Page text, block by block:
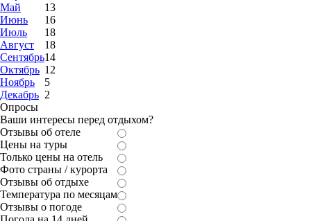
Май
13
Июнь
16
Июль
18
Август
18
Сентябрь14
Октябрь 12
Ноябрь
5
Декабрь 2
Опросы
Ваши интересы перед отдыхом?
Отзывы об отеле
Цены на туры
Только цены на отель
Фото страны / курорта
Отзывы об отдыхе
Температура по месяцам
Отзывы о погоде